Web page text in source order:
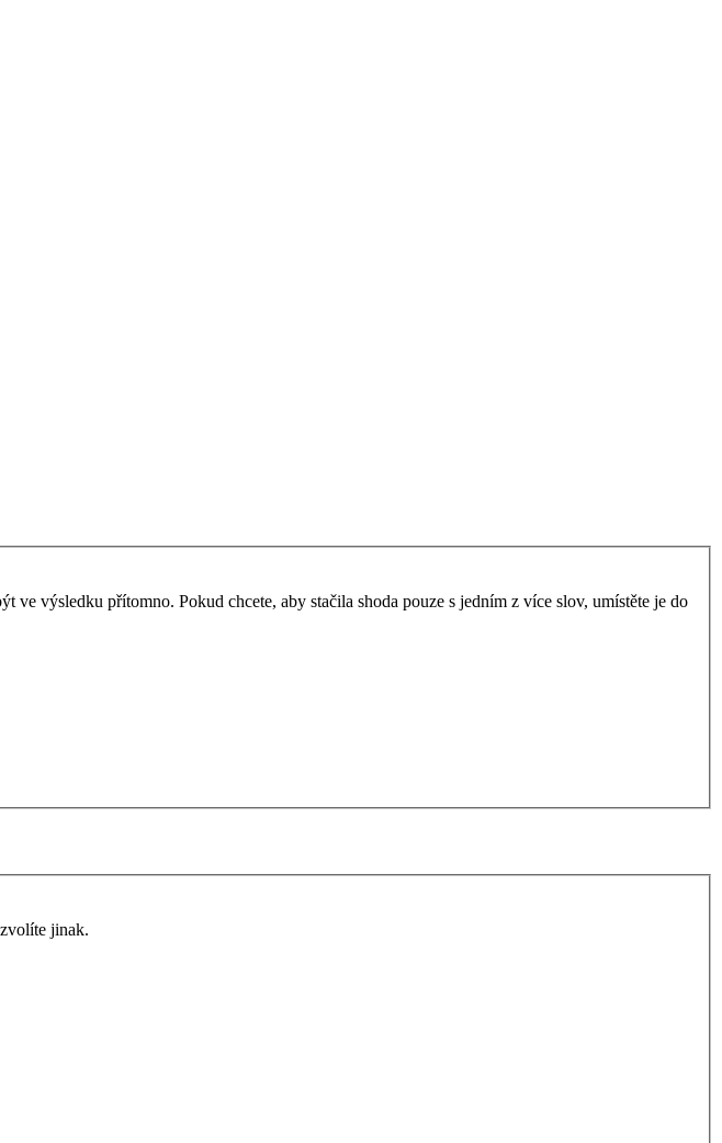
ve výsledku přítomno. Pokud chcete, aby stačila shoda pouze s jedním z více slov, umístěte je do
jinak.